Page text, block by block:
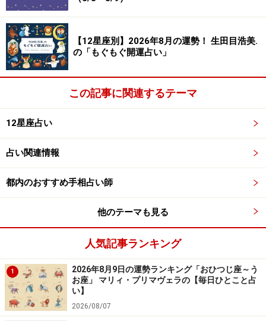
【編集部おすすめの購入サイト】
Amazonで占い関連の商品をチェック！
楽天市場で占い関連の商品をチェック！
【12星座別】2026年8月の運勢！ 生田目浩美.
の「もぐもぐ開運占い」
この記事に関連するテーマ
12星座占い
占い関連情報
都内のおすすめ手相占い師
他のテーマも見る
人気記事ランキング
1
2026年8月9日の運勢ランキング「おひつじ座～う
お座」 マリィ・プリマヴェラの【毎日ひとこと占
い】
2026/08/07